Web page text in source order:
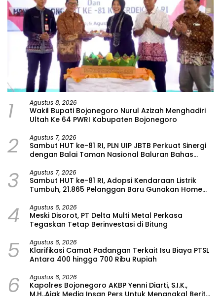
1 Agustus 8, 2026
Wakil Bupati Bojonegoro Nurul Azizah Menghadiri
Ultah Ke 64 PWRI Kabupaten Bojonegoro
2 Agustus 7, 2026
Sambut HUT ke-81 RI, PLN UIP JBTB Perkuat Sinergi
dengan Balai Taman Nasional Baluran Bahas
Watudodol/Kalipuro
3 Agustus 7, 2026
Sambut HUT ke-81 RI, Adopsi Kendaraan Listrik
Tumbuh, 21.865 Pelanggan Baru Gunakan Home
4 Agustus 6, 2026
Meski Disorot, PT Delta Multi Metal Perkasa
Tegaskan Tetap Berinvestasi di Bitung
5 Agustus 6, 2026
Klarifikasi Camat Padangan Terkait Isu Biaya PTSL
Antara 400 hingga 700 Ribu Rupiah
6 Agustus 6, 2026
Kapolres Bojonegoro AKBP Yenni Diarti, S.I.K.,
M.H.,Ajak Media Insan Pers Untuk Menangkal Berita